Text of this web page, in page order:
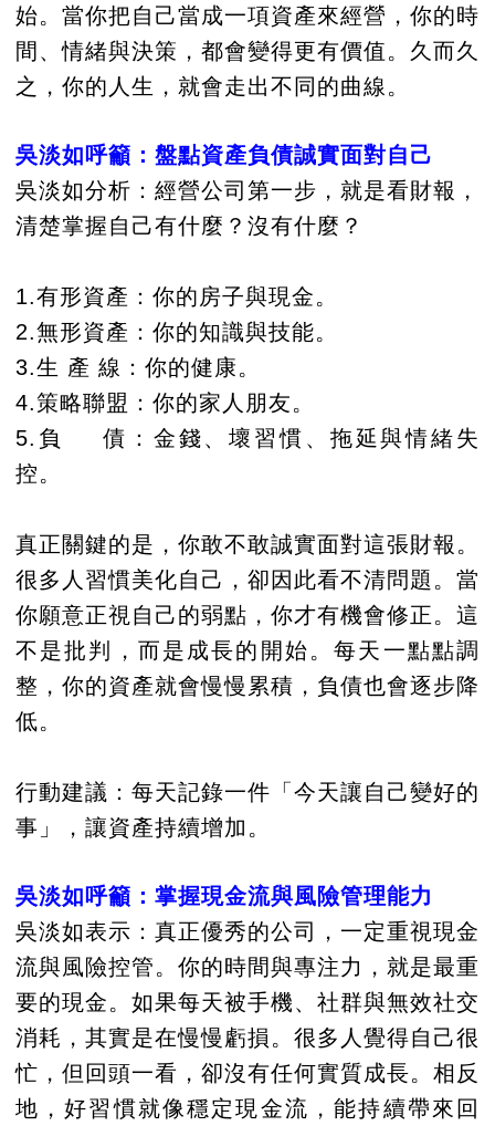
始。當你把自己當成一項資產來經營，你的時
間、情緒與決策，都會變得更有價值。久而久
之，你的人生，就會走出不同的曲線。
吳淡如呼籲：盤點資產負債誠實面對自己
吳淡如分析：經營公司第一步，就是看財報，
清楚掌握自己有什麼？沒有什麼？
1.有形資產：你的房子與現金。
2.無形資產：你的知識與技能。
3.生 產 線：你的健康。
4.策略聯盟：你的家人朋友。
5.負 債：金錢、壞習慣、拖延與情緒失
控。
真正關鍵的是，你敢不敢誠實面對這張財報。
很多人習慣美化自己，卻因此看不清問題。當
你願意正視自己的弱點，你才有機會修正。這
不是批判，而是成長的開始。每天一點點調
整，你的資產就會慢慢累積，負債也會逐步降
低。
行動建議：每天記錄一件「今天讓自己變好的
事」，讓資產持續增加。
吳淡如呼籲：掌握現金流與風險管理能力
吳淡如表示：真正優秀的公司，一定重視現金
流與風險控管。你的時間與專注力，就是最重
要的現金。如果每天被手機、社群與無效社交
消耗，其實是在慢慢虧損。很多人覺得自己很
忙，但回頭一看，卻沒有任何實質成長。相反
地，好習慣就像穩定現金流，能持續帶來回